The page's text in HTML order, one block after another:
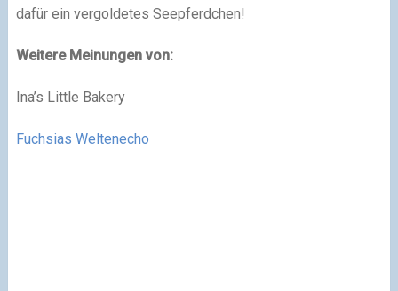
dafür ein vergoldetes Seepferdchen!
Weitere Meinungen von:
Ina’s Little Bakery
Fuchsias Weltenecho